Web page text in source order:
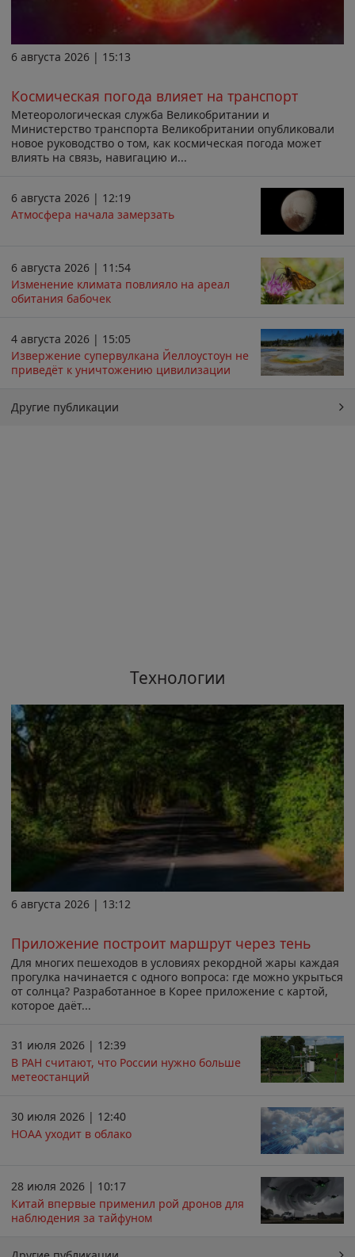
6 августа 2026 | 15:13
Космическая погода влияет на транспорт
Метеорологическая служба Великобритании и
Министерство транспорта Великобритании опубликовали
новое руководство о том, как космическая погода может
влиять на связь, навигацию и...
6 августа 2026 | 12:19
Атмосфера начала замерзать
6 августа 2026 | 11:54
Изменение климата повлияло на ареал
обитания бабочек
4 августа 2026 | 15:05
Извержение супервулкана Йеллоустоун не
приведёт к уничтожению цивилизации
Другие публикации
Технологии
6 августа 2026 | 13:12
Приложение построит маршрут через тень
Для многих пешеходов в условиях рекордной жары каждая
прогулка начинается с одного вопроса: где можно укрыться
от солнца? Разработанное в Корее приложение с картой,
которое даёт...
31 июля 2026 | 12:39
В РАН считают, что России нужно больше
метеостанций
30 июля 2026 | 12:40
НОАА уходит в облако
28 июля 2026 | 10:17
Китай впервые применил рой дронов для
наблюдения за тайфуном